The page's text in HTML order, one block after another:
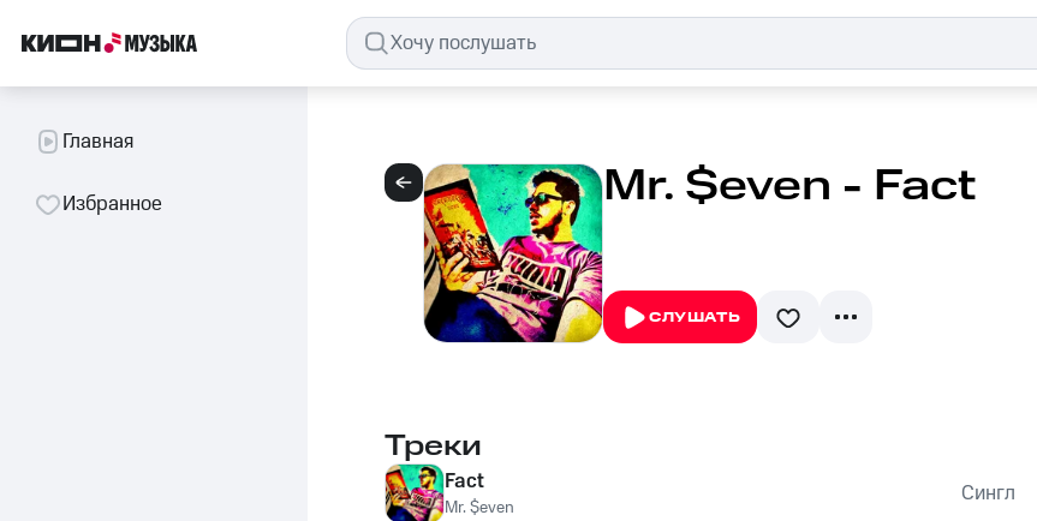
Главная
Избранное Mr. $even - Fact
СЛУШАТЬ
Треки
Fact
Mr. $even Сингл